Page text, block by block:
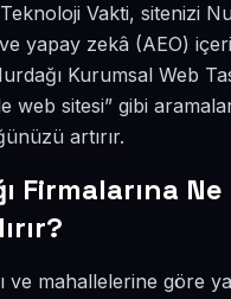
Vakti, sitenizi
yapay zekâ (AEO)
Kurumsal Web
web sitesi” gibi
artırır.
Firmalarına Ne
ve mahallelerine göre